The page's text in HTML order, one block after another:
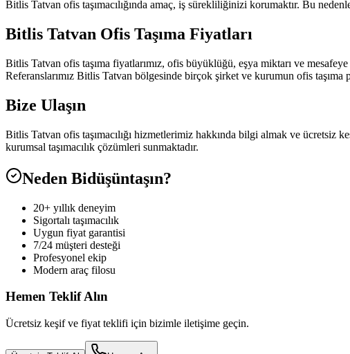
Bitlis Tatvan ofis taşımacılığında amaç, iş sürekliliğinizi korumaktır. Bu
Bitlis Tatvan Ofis Taşıma Fiyatları
Bitlis Tatvan ofis taşıma fiyatlarımız, ofis büyüklüğü, eşya miktarı ve
Referanslarımız Bitlis Tatvan bölgesinde birçok şirket ve kurumun ofis
Bize Ulaşın
Bitlis Tatvan ofis taşımacılığı hizmetlerimiz hakkında bilgi almak ve ücretsiz
kurumsal taşımacılık çözümleri sunmaktadır.
Neden Bidüşüntaşın?
20+ yıllık deneyim
Sigortalı taşımacılık
Uygun fiyat garantisi
7/24 müşteri desteği
Profesyonel ekip
Modern araç filosu
Hemen Teklif Alın
Ücretsiz keşif ve fiyat teklifi için bizimle iletişime geçin.